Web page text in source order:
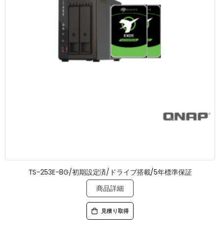
TS-253E-8G/初期設定済/ドライブ搭載/5年標準保証
商品詳細
見積り取得